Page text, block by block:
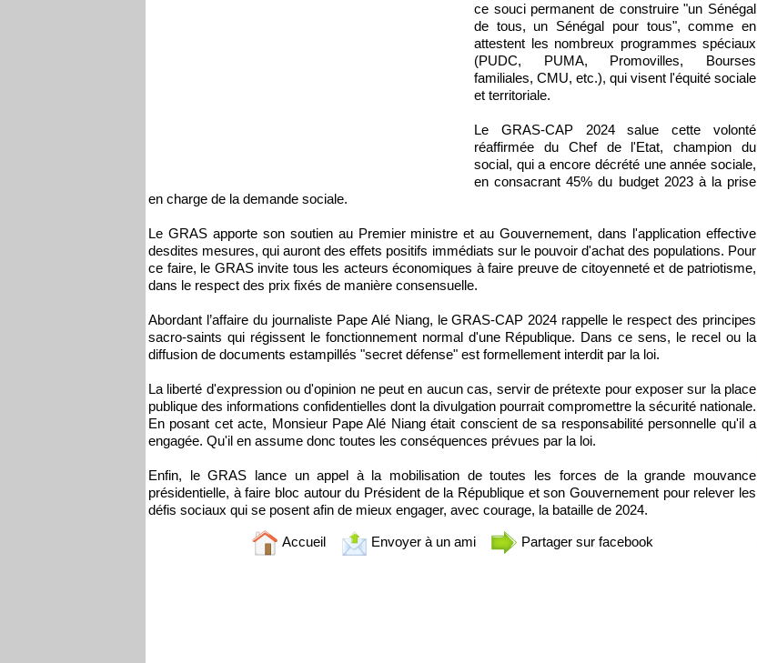
ce souci permanent de construire "un Sénégal
de tous, un Sénégal pour tous", comme en
attestent les nombreux programmes spéciaux
(PUDC, PUMA, Promovilles, Bourses
familiales, CMU, etc.), qui visent l'équité sociale
et territoriale.
Le GRAS-CAP 2024 salue cette volonté
réaffirmée du Chef de l'Etat, champion du
social, qui a encore décrété une année sociale,
en consacrant 45% du budget 2023 à la prise
en charge de la demande sociale.
Le GRAS apporte son soutien au Premier ministre et au Gouvernement, dans l'application effective
desdites mesures, qui auront des effets positifs immédiats sur le pouvoir d'achat des populations. Pour
ce faire, le GRAS invite tous les acteurs économiques à faire preuve de citoyenneté et de patriotisme,
dans le respect des prix fixés de manière consensuelle.
Abordant l’affaire du journaliste Pape Alé Niang, le GRAS-CAP 2024 rappelle le respect des principes
sacro-saints qui régissent le fonctionnement normal d'une République. Dans ce sens, le recel ou la
diffusion de documents estampillés "secret défense" est formellement interdit par la loi.
La liberté d'expression ou d'opinion ne peut en aucun cas, servir de prétexte pour exposer sur la place
publique des informations confidentielles dont la divulgation pourrait compromettre la sécurité nationale.
En posant cet acte, Monsieur Pape Alé Niang était conscient de sa responsabilité personnelle qu'il a
engagée. Qu'il en assume donc toutes les conséquences prévues par la loi.
Enfin, le GRAS lance un appel à la mobilisation de toutes les forces de la grande mouvance
présidentielle, à faire bloc autour du Président de la République et son Gouvernement pour relever les
défis sociaux qui se posent afin de mieux engager, avec courage, la bataille de 2024.
Accueil Envoyer à un ami Partager sur facebook